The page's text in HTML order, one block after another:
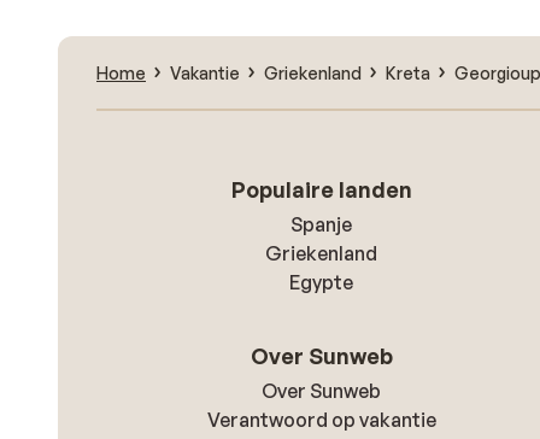
Home Vakantie Griekenland Kreta
Populaire landen
Spanje
Griekenland
Egypte
Over Sunweb
Over Sunweb
Verantwoord op vakantie